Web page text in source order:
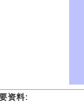
资料: